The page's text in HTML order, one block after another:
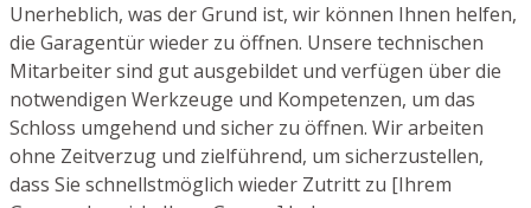
Unerheblich, was der Grund ist, wir können Ihnen helfen,
die Garagentür wieder zu öffnen. Unsere technischen
Mitarbeiter sind gut ausgebildet und verfügen über die
notwendigen Werkzeuge und Kompetenzen, um das
Schloss umgehend und sicher zu öffnen. Wir arbeiten
ohne Zeitverzug und zielführend, um sicherzustellen,
dass Sie schnellstmöglich wieder Zutritt zu [Ihrem